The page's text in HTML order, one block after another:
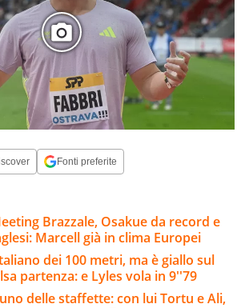
Fonti preferite
Brazzale, Osakue da record e
Marcell già in clima Europei
dei 100 metri, ma è giallo sul
partenza: e Lyles vola in 9''79
delle staffette: con lui Tortu e Ali,